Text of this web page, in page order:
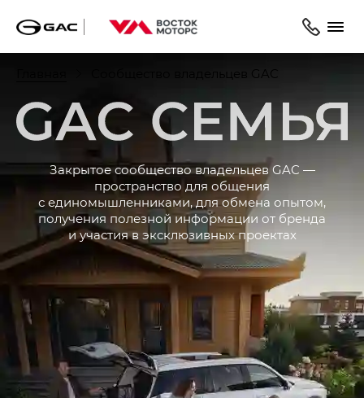
Сообщество владельцев GAC
Закрытое сообщество владельцев GAC —
пространство для общения
с единомышленниками, для обмена опытом,
получения полезной информации от бренда
и участия в эксклюзивных проектах